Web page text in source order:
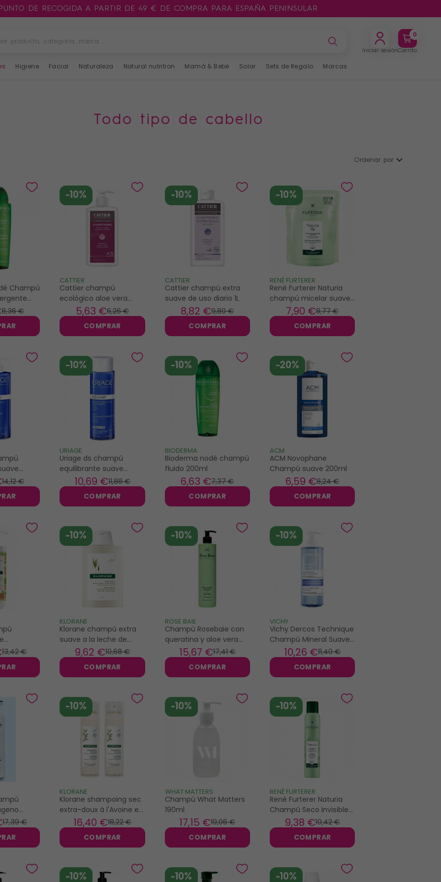
DE RECOGIDA A PARTIR DE 49 € DE COMPRA PARA ESPAÑA PENINSULAR
Iniciar sesión
0
Carrito
Higiene Facial Naturaleza Natural nutrition Mamá & Bebé Solar Sets de Regalo Marcas
todo tipo de cabello
Ordenar por
Champú
8,36 €
-10%
CATTIER
Cattier champú
ecológico aloe vera
naranja uso frecuente
500ml
6,26 €
5,63 €
COMPRAR
-10%
CATTIER
Cattier champú extra
suave de uso diario 1L
9,80 €
8,82 €
COMPRAR
-10%
RENÉ FURTERER
René Furterer Naturia
champú micelar suave
eco recambio 400ml
8,77 €
7,90 €
COMPRAR
14,12 €
-10%
URIAGE
Uriage ds champú
equilibrante suave
200ml
11,88 €
10,69 €
COMPRAR
-10%
BIODERMA
Bioderma nodé champú
fluido 200ml
7,37 €
6,63 €
COMPRAR
-20%
ACM
ACM Novophane
Champú suave 200ml
8,24 €
6,59 €
COMPRAR
500ml
13,42 €
-10%
KLORANE
Klorane champú extra
suave a la leche de
avena 400ml10,68 €
9,62 €
COMPRAR
-10%
ROSE BAIE
Champú Rosebaie con
queratina y aloe vera
500ml
17,41 €
15,67 €
COMPRAR
-10%
VICHY
Vichy Dercos Technique
Champú Mineral Suave
400ml
11,40 €
10,26 €
COMPRAR
17,39 €
-10%
KLORANE
Klorane shampoing sec
extra-doux à l'Avoine et
Céramide lot de 2x150ml
18,22 €
16,40 €
COMPRAR
-10%
WHAT MATTERS
Champú What Matters
190ml
19,06 €
17,15 €
COMPRAR
-10%
RENÉ FURTERER
René Furterer Naturia
Champú Seco Invisible
200ml
10,42 €
9,38 €
COMPRAR
-10% -10% -10%